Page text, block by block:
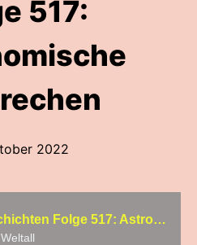
517:
2022
Sternengeschichten Folge 517: Astronomische Verbrechen